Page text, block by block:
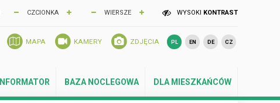
CZCIONKA WIERSZE WYSOKI KONTRAST
MAPA KAMERY ZDJĘCIA PL EN DE CZ
INFORMATOR BAZA NOCLEGOWA DLA MIESZKAŃCÓW